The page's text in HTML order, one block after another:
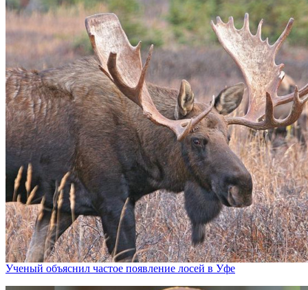
Ученый объяснил частое появление лосей в Уфе